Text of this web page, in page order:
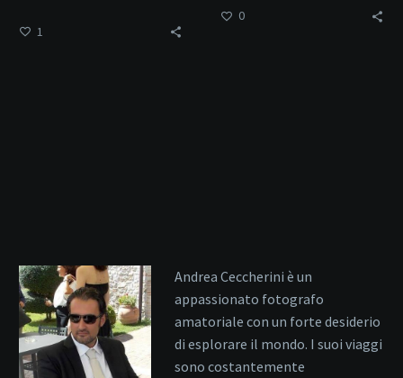
1
0
Andrea Ceccherini è un
appassionato fotografo
amatoriale con un forte desiderio
di esplorare il mondo. I suoi viaggi
sono costantemente